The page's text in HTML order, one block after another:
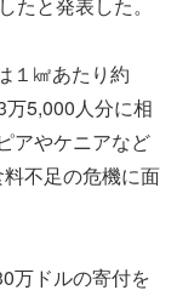
と発表した。
１㎢あたり約
5,000人分に相
アやケニアなど
不足の危機に面
万ドルの寄付を